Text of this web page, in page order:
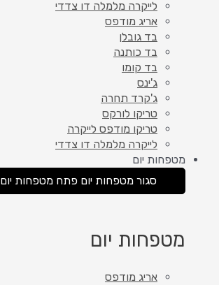
לייקרה מלמלה דו צדדי
אריג מודפס
בד גובלן
בד כותנה
בד קומו
ג'ינס
ג'קרד תחרה
טריקו לורקס
טריקו מודפס לייקרה
לייקרה מלמלה דו צדדי
מטפחות יום
סגור מטפחות יום פתח מטפחות יום
מטפחות יום
אריג מודפס